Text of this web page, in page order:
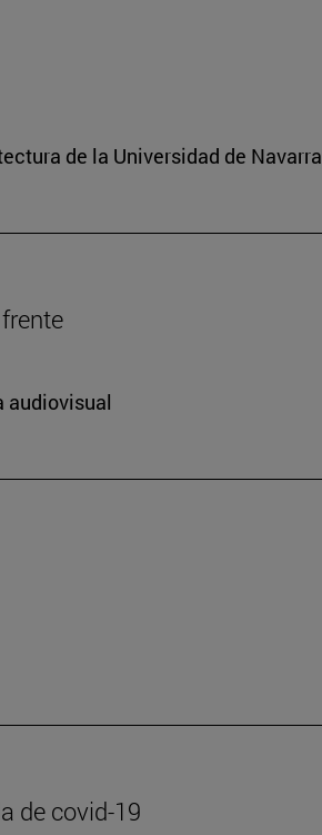
de la Universidad de Navarra
audiovisual
de covid-19